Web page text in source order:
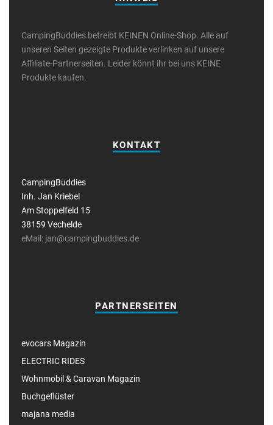
CampingBuddies betreibt KEINEN Online-Shop. Alle auf
unseren Seiten gezeigte Produkte verlinken auf unsere
Affiliate-Partnerseiten. Leider könnt ihr bei uns KEINE
Produkte kaufen.
KONTAKT
CampingBuddies
Inh. Jan Kriebel
Am Stoppelfeld 15
38159 Vechelde
eMail: jan@campingbuddies.de
PARTNERSEITEN
evocars Magazin
ELECTRIC RIDES
Wohnmobil & Caravan Magazin
Buchgeflüster
majana media